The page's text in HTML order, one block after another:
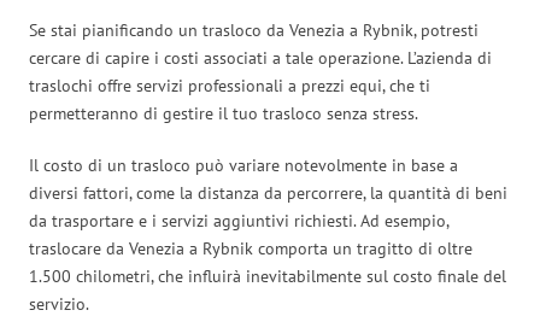
Se stai pianificando un trasloco da Venezia a Rybnik, potresti
cercare di capire i costi associati a tale operazione. L’azienda di
traslochi offre servizi professionali a prezzi equi, che ti
permetteranno di gestire il tuo trasloco senza stress.
Il costo di un trasloco può variare notevolmente in base a
diversi fattori, come la distanza da percorrere, la quantità di beni
da trasportare e i servizi aggiuntivi richiesti. Ad esempio,
traslocare da Venezia a Rybnik comporta un tragitto di oltre
1.500 chilometri, che influirà inevitabilmente sul costo finale del
servizio.